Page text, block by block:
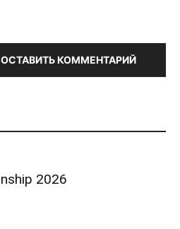
КОММЕНТАРИЙ
2026